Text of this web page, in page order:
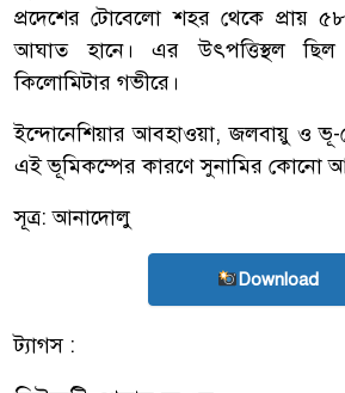
প্রদেশের টোবেলো শহর থেকে প্রায়
আঘাত হানে। এর উৎপত্তিস্থল ছিল
কিলোমিটার গভীরে।
ইন্দোনেশিয়ার আবহাওয়া, জলবায়ু ও ভূ-
এই ভূমিকম্পের কারণে সুনামির কোনো
সূত্র: আনাদোলু
Download
ট্যাগস :